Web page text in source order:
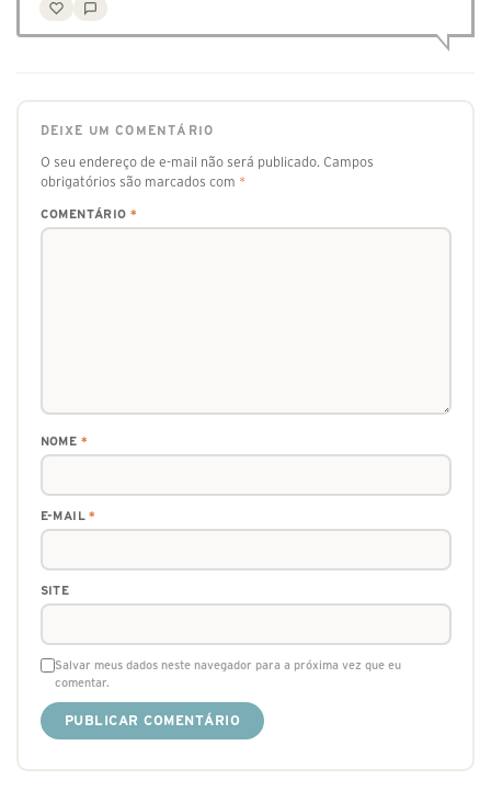
DEIXE UM COMENTÁRIO
O seu endereço de e-mail não será publicado. Campos
obrigatórios são marcados com *
COMENTÁRIO *
NOME *
E-MAIL*
SITE
Salvar meus dados neste navegador para a próxima vez que eu
comentar.